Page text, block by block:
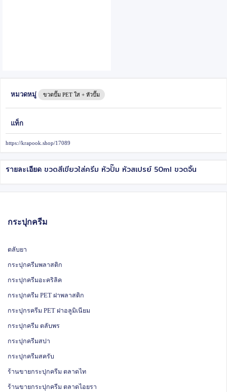
หมวดหมู่ ขวดปั๊ม PET ใส + หัวปั๊ม
แท็ก
https://krapook.shop/17089
รายละเอียด ขวดสีเขียวใส่ครีม หัวปั๊ม หัวสเปรย์ 50ml ขวดจิ้น
กระปุกครีม
ตลับยา
กระปุกครีมพลาสติก
กระปุกครีมอะคริลิค
กระปุกครีม PET ฝาพลาสติก
กระปุกรครีม PET ฝาอลูมิเนียม
กระปุกครีม ตลับพร
กระปุกครีมสปา
กระปุกครีมสครับ
ร้านขายกระปุกครีม ตลาดไท
ร้านขายกระปุกครีม ตลาดไอยรา